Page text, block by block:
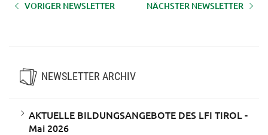
VORIGER NEWSLETTER NÄCHSTER NEWSLETTER
NEWSLETTER ARCHIV
AKTUELLE BILDUNGSANGEBOTE DES LFI TIROL -
Mai 2026